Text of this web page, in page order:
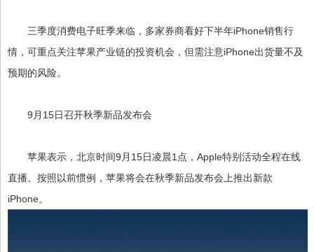
三季度消费电子旺季来临，多家券商看好下半年iPhone销售行
情，可重点关注苹果产业链的投资机会，但需注意iPhone出货量不及
预期的风险。
9月15日召开秋季新品发布会
苹果表示，北京时间9月15日凌晨1点，Apple特别活动全程在线
直播。按照以前惯例，苹果将会在秋季新品发布会上推出新款
iPhone。